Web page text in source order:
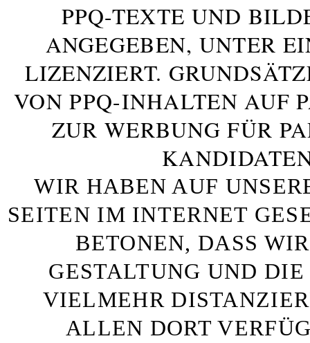
PPQ-TEXTE UND
ANGEGEBEN, UNTER
LIZENZIERT.
VON PPQ-INHALTEN AUF
ZUR WERBUNG FÜR
WIR HABEN AUF
SEITEN IM INTERNET
BETONEN, DASS
GESTALTUNG UND
VIELMEHR
ALLEN DORT